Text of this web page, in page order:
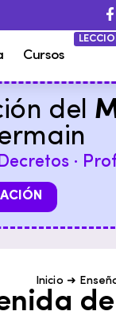
Cursos
del
·
Inicio➜